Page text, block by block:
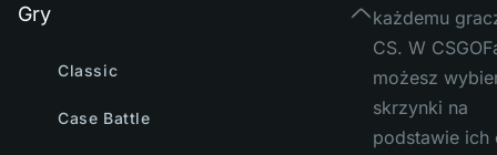
Gry
Classic
Case Battle
każdemu
CS. W
możesz
skrzynki na
podstawie ich